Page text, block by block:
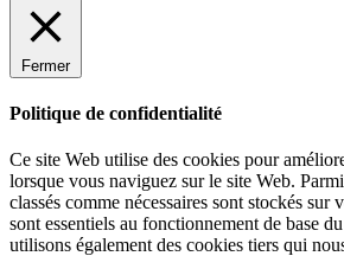
Fermer
Politique de confidentialité
Ce site Web utilise des cookies pour
lorsque vous naviguez sur le site Web.
classés comme nécessaires sont stockés sur
sont essentiels au fonctionnement de base
utilisons également des cookies tiers qui